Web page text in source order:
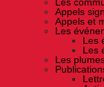
Appels
Appels et
Les
Les
Les
Les